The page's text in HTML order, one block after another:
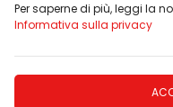
Per saperne di più, leggi la
Informativa sulla privacy
SU MISURA
MODERNE IMIC